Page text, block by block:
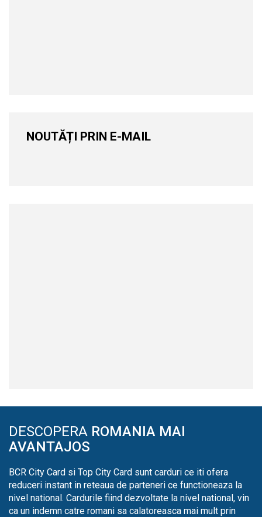
NOUTĂȚI PRIN E-MAIL
DESCOPERA ROMANIA MAI
AVANTAJOS
BCR City Card si Top City Card sunt carduri ce iti ofera
reduceri instant in reteaua de parteneri ce functioneaza la
nivel national. Cardurile fiind dezvoltate la nivel national, vin
ca un indemn catre romani sa calatoreasca mai mult prin